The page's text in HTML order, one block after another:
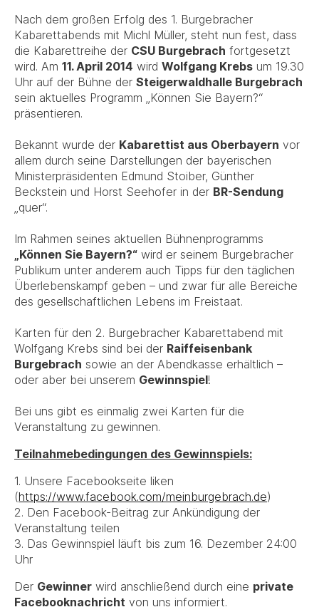
Nach dem großen Erfolg des 1. Burgebracher
Kabarettabends mit Michl Müller, steht nun fest, dass
die Kabarettreihe der CSU Burgebrach fortgesetzt
wird. Am 11. April 2014 wird Wolfgang Krebs um 19.30
Uhr auf der Bühne der Steigerwaldhalle Burgebrach
sein aktuelles Programm „Können Sie Bayern?“
präsentieren.
Bekannt wurde der Kabarettist aus Oberbayern vor
allem durch seine Darstellungen der bayerischen
Ministerpräsidenten Edmund Stoiber, Günther
Beckstein und Horst Seehofer in der BR-Sendung
„quer“.
Im Rahmen seines aktuellen Bühnenprogramms
„Können Sie Bayern?“ wird er seinem Burgebracher
Publikum unter anderem auch Tipps für den täglichen
Überlebenskampf geben – und zwar für alle Bereiche
des gesellschaftlichen Lebens im Freistaat.
Karten für den 2. Burgebracher Kabarettabend mit
Wolfgang Krebs sind bei der Raiffeisenbank
Burgebrach sowie an der Abendkasse erhältlich –
oder aber bei unserem Gewinnspiel!
Bei uns gibt es einmalig zwei Karten für die
Veranstaltung zu gewinnen.
Teilnahmebedingungen des Gewinnspiels:
1. Unsere Facebookseite liken
(https://www.facebook.com/meinburgebrach.de)
2. Den Facebook-Beitrag zur Ankündigung der
Veranstaltung teilen
3. Das Gewinnspiel läuft bis zum 16. Dezember 24:00
Uhr
Der Gewinner wird anschließend durch eine private
Facebooknachricht von uns informiert.